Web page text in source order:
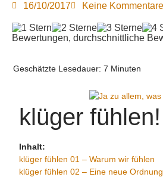
16/10/2017 Keine Kommentare
Bewertungen, durchschnittliche
Geschätzte Lesedauer:7 Minuten
klüger fühlen!
Inhalt:
klüger fühlen 01 – Warum wir fühlen
klüger fühlen 02 – Eine neue